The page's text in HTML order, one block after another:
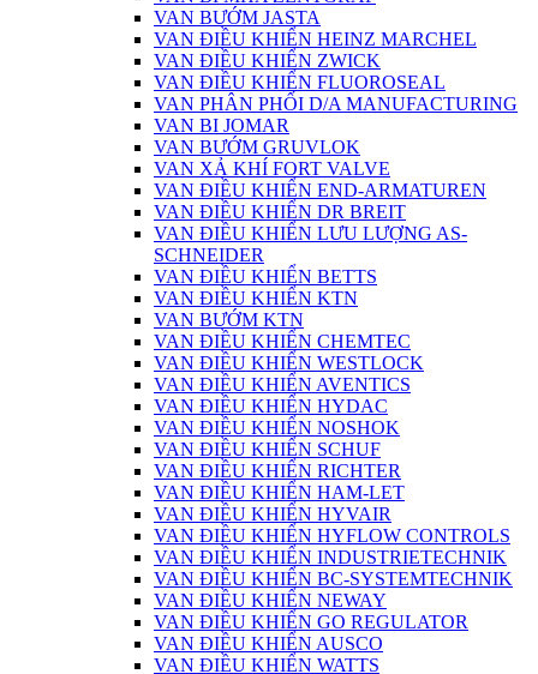
VAN BƯỚM JASTA
VAN ĐIỀU KHIỂN HEINZ MARCHEL
VAN ĐIỀU KHIỂN ZWICK
VAN ĐIỀU KHIỂN FLUOROSEAL
VAN PHÂN PHỐI D/A MANUFACTURING
VAN BI JOMAR
VAN BƯỚM GRUVLOK
VAN XẢ KHÍ FORT VALVE
VAN ĐIỀU KHIỂN END-ARMATUREN
VAN ĐIỀU KHIỂN DR BREIT
VAN ĐIỀU KHIỂN LƯU LƯỢNG AS-
SCHNEIDER
VAN ĐIỀU KHIỂN BETTS
VAN ĐIỀU KHIỂN KTN
VAN BƯỚM KTN
VAN ĐIỀU KHIỂN CHEMTEC
VAN ĐIỀU KHIỂN WESTLOCK
VAN ĐIỀU KHIỂN AVENTICS
VAN ĐIỀU KHIỂN HYDAC
VAN ĐIỀU KHIỂN NOSHOK
VAN ĐIỀU KHIỂN SCHUF
VAN ĐIỀU KHIỂN RICHTER
VAN ĐIỀU KHIỂN HAM-LET
VAN ĐIỀU KHIỂN HYVAIR
VAN ĐIỀU KHIỂN HYFLOW CONTROLS
VAN ĐIỀU KHIỂN INDUSTRIETECHNIK
VAN ĐIỀU KHIỂN BC-SYSTEMTECHNIK
VAN ĐIỀU KHIỂN NEWAY
VAN ĐIỀU KHIỂN GO REGULATOR
VAN ĐIỀU KHIỂN AUSCO
VAN ĐIỀU KHIỂN WATTS